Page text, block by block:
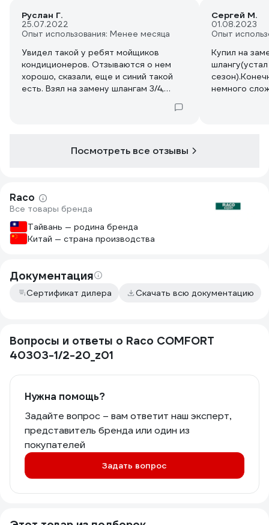
Руслан Г.
25.07.2022
Опыт использования: Менее месяца
Увидел такой у ребят мойщиков
кондиционеров. Отзываются о нем
хорошо, сказали, еще и синий такой
есть. Взял на замену шлангам 3/4,
Пока всё устраивает.
Сергей М.
01.08.2023
Опыт
Купил на
немного
Посмотреть все отзывы
Raco
Все товары бренда
Тайвань — родина бренда
Китай — страна производства
Документация
Сертификат дилера Скачать всю документацию
Вопросы и ответы о Raco COMFORT
40303-1/2-20_z01
Нужна помощь?
Задайте вопрос – вам ответит наш эксперт,
представитель бренда или один из
покупателей
Задать вопрос